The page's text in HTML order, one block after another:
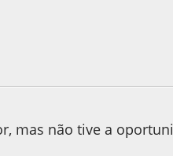
mas não tive a